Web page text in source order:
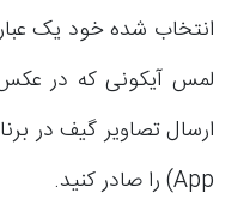
انتخاب شده خود یک
لمس آیکونی که در
App) را صادر کنید.